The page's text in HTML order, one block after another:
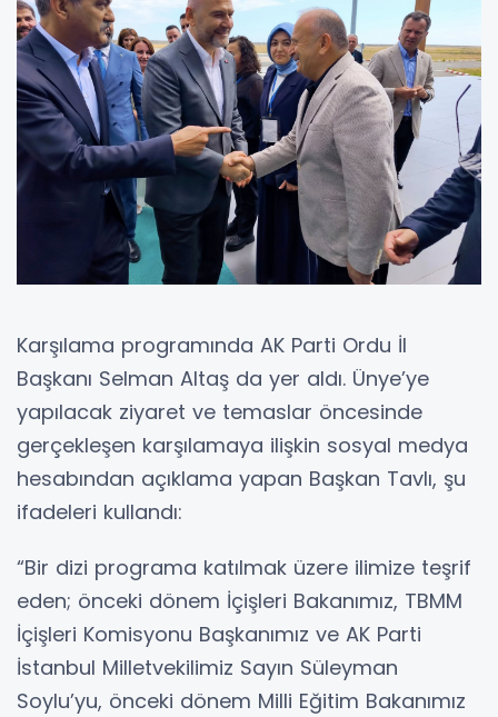
Karşılama programında AK Parti Ordu İl
Başkanı Selman Altaş da yer aldı. Ünye’ye
yapılacak ziyaret ve temaslar öncesinde
gerçekleşen karşılamaya ilişkin sosyal medya
hesabından açıklama yapan Başkan Tavlı, şu
ifadeleri kullandı:
“Bir dizi programa katılmak üzere ilimize teşrif
eden; önceki dönem İçişleri Bakanımız, TBMM
İçişleri Komisyonu Başkanımız ve AK Parti
İstanbul Milletvekilimiz Sayın Süleyman
Soylu’yu, önceki dönem Milli Eğitim Bakanımız